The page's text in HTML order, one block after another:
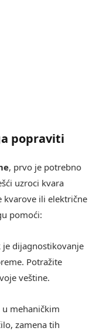
popraviti
, prvo je potrebno
uzroci kvara
kvarove ili električne
pomoći:
je dijagnostikovanje
Potražite
veštine.
mehaničkim
zamena tih